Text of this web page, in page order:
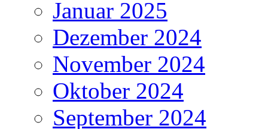
Januar 2025
Dezember 2024
November 2024
Oktober 2024
September 2024